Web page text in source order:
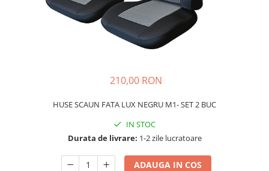
Buton Clapeta Rezervor
Accesorii Auto
Husa Auto / Prelata Auto
210,00 RON
HUSE SCAUN FATA LUX NEGRU M1- SET 2 BUC
IN STOC
Durata de livrare: 1-2 zile lucratoare
ADAUGA IN COS